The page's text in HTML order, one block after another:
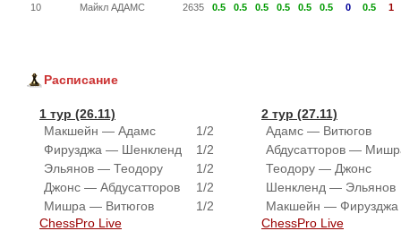
10
Майкл АДАМС 2635 0.5 0.5 0.5 0.5 0.5 0.5 0 0.5 1
Расписание
1 тур (26.11)
Макшейн — Адамс
1/2
Фирузджа — Шенкленд
1/2
Эльянов — Теодору
1/2
Джонс — Абдусатторов
1/2
Мишра — Витюгов
1/2
ChessPro Live
2 тур (27.11)
Адамс — Витюгов
Абдусатторов —
Теодору — Джонс
Шенкленд — Эльянов
Макшейн — Фирузджа
ChessPro Live